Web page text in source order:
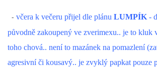
K ADOPCI
V PÉČI
- včera k večeru přijel dle plánu LUMPÍK -
původně zakoupený ve zverimexu.. je to kluk
toho chová.. není to mazánek na pomazlení
agresivní či kousavý.. je zvyklý papkat pouze